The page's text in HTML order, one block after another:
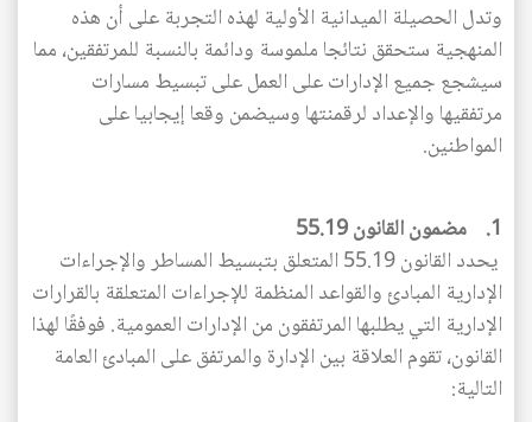
وتدل الحصيلة الميدانية الأولية لهذه التجربة على أن هذه
المنهجية ستحقق نتائجا ملموسة ودائمة بالنسبة للمرتفقين، مما
سيشجع جميع الإدارات على العمل على تبسيط مسارات
مرتفقيها والإعداد لرقمنتها وسيضمن وقعا إيجابيا على
المواطنين.
1. مضمون القانون 55.19
يحدد القانون 55.19 المتعلق بتبسيط المساطر والإجراءات
الإدارية المبادئ والقواعد المنظمة للإجراءات المتعلقة بالقرارات
الإدارية التي يطلبها المرتفقون من الإدارات العمومية. فوفقًا لهذا
القانون، تقوم العلاقة بين الإدارة والمرتفق على المبادئ العامة
التالية: